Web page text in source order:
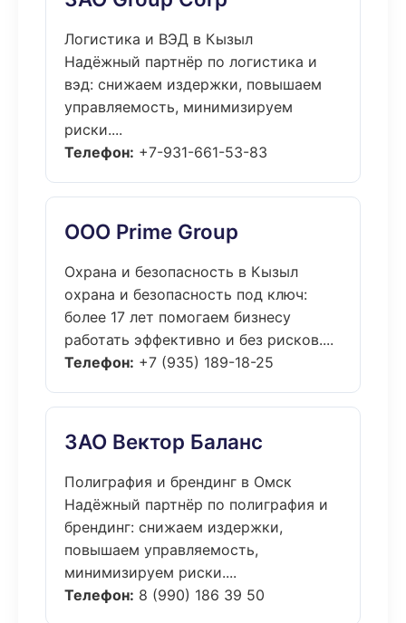
Логистика и ВЭД в Кызыл
Надёжный партнёр по логистика и
вэд: снижаем издержки, повышаем
управляемость, минимизируем
риски....
Телефон: +7-931-661-53-83
ООО Prime Group
Охрана и безопасность в Кызыл
охрана и безопасность под ключ:
более 17 лет помогаем бизнесу
работать эффективно и без рисков....
Телефон: +7 (935) 189-18-25
ЗАО Вектор Баланс
Полиграфия и брендинг в Омск
Надёжный партнёр по полиграфия и
брендинг: снижаем издержки,
повышаем управляемость,
минимизируем риски....
Телефон: 8 (990) 186 39 50